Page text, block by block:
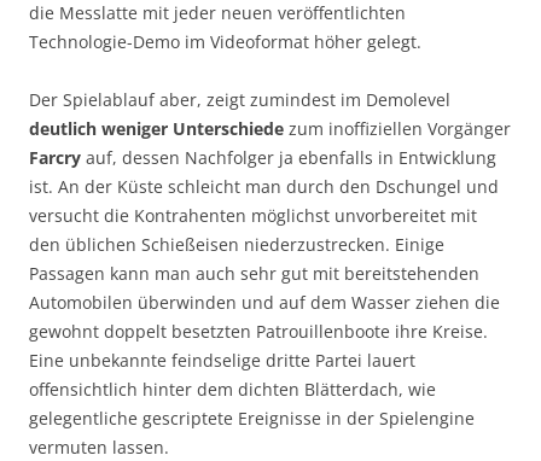
die Messlatte mit jeder neuen veröffentlichten
Technologie-Demo im Videoformat höher gelegt.
Der Spielablauf aber, zeigt zumindest im Demolevel
deutlich weniger Unterschiede zum inoffiziellen Vorgänger
Farcry auf, dessen Nachfolger ja ebenfalls in Entwicklung
ist. An der Küste schleicht man durch den Dschungel und
versucht die Kontrahenten möglichst unvorbereitet mit
den üblichen Schießeisen niederzustrecken. Einige
Passagen kann man auch sehr gut mit bereitstehenden
Automobilen überwinden und auf dem Wasser ziehen die
gewohnt doppelt besetzten Patrouillenboote ihre Kreise.
Eine unbekannte feindselige dritte Partei lauert
offensichtlich hinter dem dichten Blätterdach, wie
gelegentliche gescriptete Ereignisse in der Spielengine
vermuten lassen.